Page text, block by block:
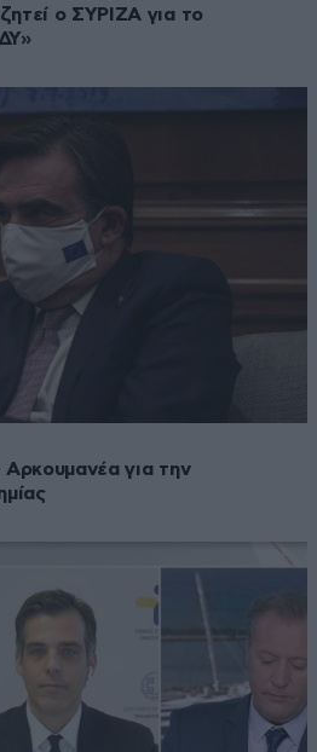
ο ΣΥΡΙΖΑ για το
για την